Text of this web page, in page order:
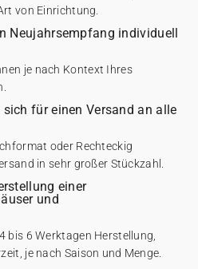
von Einrichtung.
Neujahrsempfang individuell
je nach Kontext Ihres
für einen Versand an alle
oder Rechteckig
in sehr großer Stückzahl.
einer
und
bis 6 Werktagen Herstellung,
je nach Saison und Menge.